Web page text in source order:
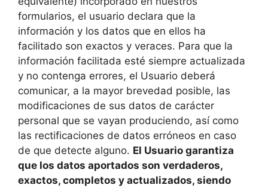
formularios, el usuario declara que la
información y los datos que en ellos ha
facilitado son exactos y veraces. Para que la
información facilitada esté siempre actualizada
y no contenga errores, el Usuario deberá
comunicar, a la mayor brevedad posible, las
modificaciones de sus datos de carácter
personal que se vayan produciendo, así como
las rectificaciones de datos erróneos en caso
de que detecte alguno. El Usuario garantiza
que los datos aportados son verdaderos,
exactos, completos y actualizados, siendo